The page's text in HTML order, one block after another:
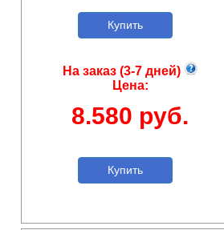
Купить
На заказ (3-7 дней)
Цена:
8.580 руб.
Купить